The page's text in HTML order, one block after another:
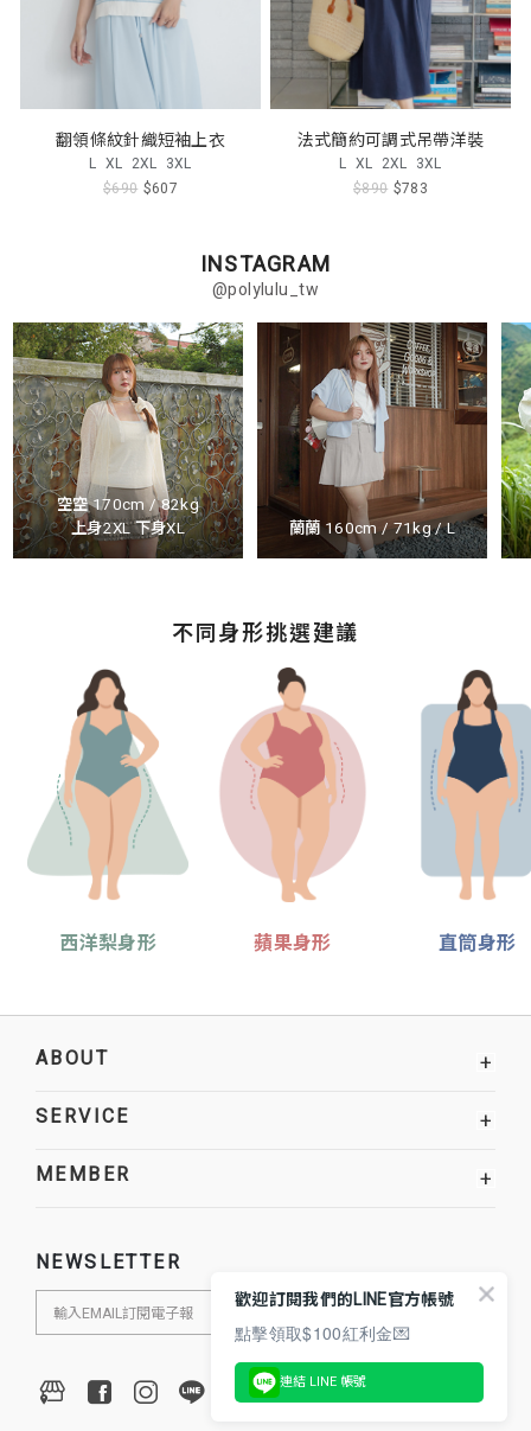
翻領條紋針織短袖上衣
L XL 2XL 3XL
$690 $607
法式簡約可調式吊帶洋裝
L XL 2XL 3XL
$890 $783
INSTAGRAM
@polylulu_tw
空空 170cm / 82kg
上身2XL 下身XL
蘭蘭 160cm / 71kg / L
不同身形挑選建議
西洋梨身形 蘋果身形 直筒身形
ABOUT +
SERVICE +
MEMBER +
NEWSLETTER
歡迎訂閱我們的LINE官方帳號
點擊領取$100紅利金💌
連結 LINE 帳號